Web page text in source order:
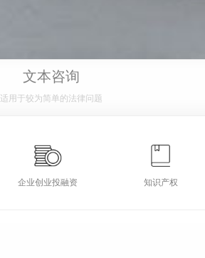
文本咨询
适用于较为简单的法律问题
企业创业投融资 知识产权